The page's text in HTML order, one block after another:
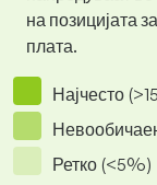
на позицијата
плата.
Најчесто
Ретко (<5%)